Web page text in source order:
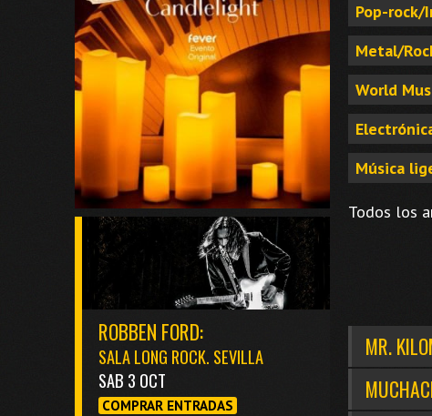
Pop-rock/
Metal/
World
Música
Todos los
MR.
ROBBEN FORD:
SALA LONG ROCK. SEVILLA
SAB 3 OCT
COMPRAR ENTRADAS